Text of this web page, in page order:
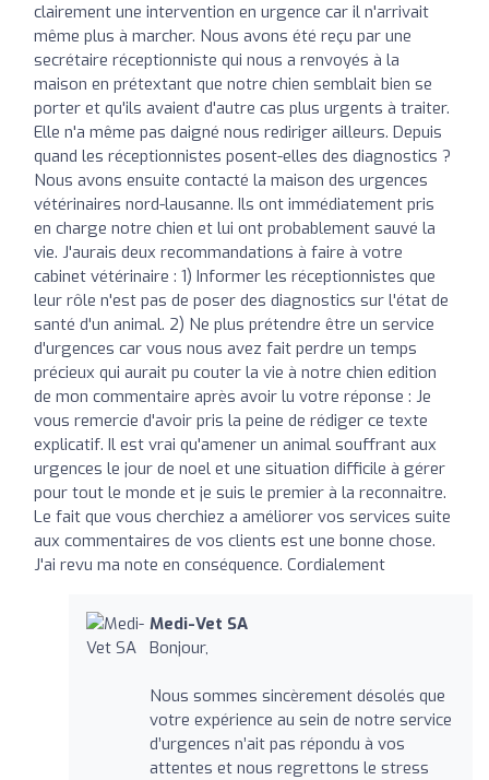
clairement une intervention en urgence car il n'arrivait
même plus à marcher. Nous avons été reçu par une
secrétaire réceptionniste qui nous a renvoyés à la
maison en prétextant que notre chien semblait bien se
porter et qu'ils avaient d'autre cas plus urgents à traiter.
Elle n'a même pas daigné nous rediriger ailleurs. Depuis
quand les réceptionnistes posent-elles des diagnostics ?
Nous avons ensuite contacté la maison des urgences
vétérinaires nord-lausanne. Ils ont immédiatement pris
en charge notre chien et lui ont probablement sauvé la
vie. J'aurais deux recommandations à faire à votre
cabinet vétérinaire : 1) Informer les réceptionnistes que
leur rôle n'est pas de poser des diagnostics sur l'état de
santé d'un animal. 2) Ne plus prétendre être un service
d'urgences car vous nous avez fait perdre un temps
précieux qui aurait pu couter la vie à notre chien edition
de mon commentaire après avoir lu votre réponse : Je
vous remercie d'avoir pris la peine de rédiger ce texte
explicatif. Il est vrai qu'amener un animal souffrant aux
urgences le jour de noel et une situation difficile à gérer
pour tout le monde et je suis le premier à la reconnaitre.
Le fait que vous cherchiez a améliorer vos services suite
aux commentaires de vos clients est une bonne chose.
J'ai revu ma note en conséquence. Cordialement
Medi-Vet SA
Bonjour,
Nous sommes sincèrement désolés que
votre expérience au sein de notre service
d’urgences n’ait pas répondu à vos
attentes et nous regrettons le stress